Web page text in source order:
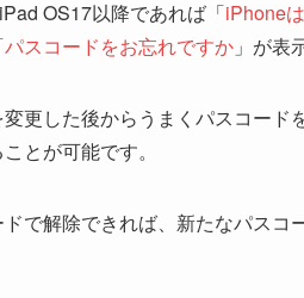
OS17以降であれば「iPhone
パスコードをお忘れですか 」が表
更した後からうまくパスコー
とが可能です。
で解除できれば、新たなパスコ